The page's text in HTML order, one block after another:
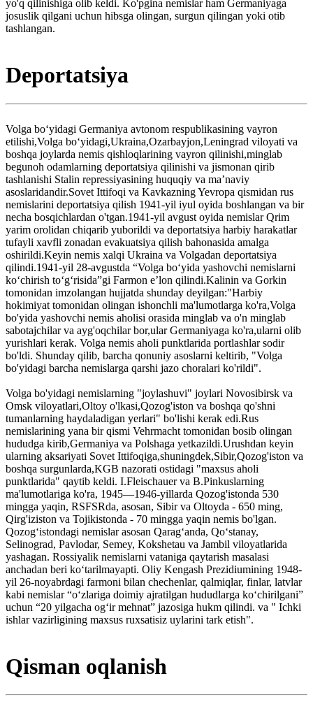
yo'q qilinishiga olib keldi. Ko'pgina nemislar ham Germaniyaga
josuslik qilgani uchun hibsga olingan, surgun qilingan yoki otib
tashlangan.
Deportatsiya
Volga boʻyidagi Germaniya avtonom respublikasining vayron
etilishi,Volga boʻyidagi,Ukraina,Ozarbayjon,Leningrad viloyati va
boshqa joylarda nemis qishloqlarining vayron qilinishi,minglab
begunoh odamlarning deportatsiya qilinishi va jismonan qirib
tashlanishi Stalin repressiyasining huquqiy va ma’naviy
asoslaridandir.Sovet Ittifoqi va Kavkazning Yevropa qismidan rus
nemislarini deportatsiya qilish 1941-yil iyul oyida boshlangan va bir
necha bosqichlardan o'tgan.1941-yil avgust oyida nemislar Qrim
yarim orolidan chiqarib yuborildi va deportatsiya harbiy harakatlar
tufayli xavfli zonadan evakuatsiya qilish bahonasida amalga
oshirildi.Keyin nemis xalqi Ukraina va Volgadan deportatsiya
qilindi.1941-yil 28-avgustda “Volga boʻyida yashovchi nemislarni
koʻchirish toʻgʻrisida”gi Farmon eʼlon qilindi.Kalinin va Gorkin
tomonidan imzolangan hujjatda shunday deyilgan:"Harbiy
hokimiyat tomonidan olingan ishonchli ma'lumotlarga ko'ra,Volga
bo'yida yashovchi nemis aholisi orasida minglab va o'n minglab
sabotajchilar va ayg'oqchilar bor,ular Germaniyaga ko'ra,ularni olib
yurishlari kerak. Volga nemis aholi punktlarida portlashlar sodir
bo'ldi. Shunday qilib, barcha qonuniy asoslarni keltirib, "Volga
bo'yidagi barcha nemislarga qarshi jazo choralari ko'rildi".
Volga bo'yidagi nemislarning "joylashuvi" joylari Novosibirsk va
Omsk viloyatlari,Oltoy o'lkasi,Qozog'iston va boshqa qo'shni
tumanlarning haydaladigan yerlari" bo'lishi kerak edi.Rus
nemislarining yana bir qismi Vehrmacht tomonidan bosib olingan
hududga kirib,Germaniya va Polshaga yetkazildi.Urushdan keyin
ularning aksariyati Sovet Ittifoqiga,shuningdek,Sibir,Qozog'iston va
boshqa surgunlarda,KGB nazorati ostidagi "maxsus aholi
punktlarida" qaytib keldi. I.Fleischauer va B.Pinkuslarning
ma'lumotlariga ko'ra, 1945—1946-yillarda Qozog'istonda 530
mingga yaqin, RSFSRda, asosan, Sibir va Oltoyda - 650 ming,
Qirg'iziston va Tojikistonda - 70 mingga yaqin nemis bo'lgan.
Qozogʻistondagi nemislar asosan Qaragʻanda, Qoʻstanay,
Selinograd, Pavlodar, Semey, Kokshetau va Jambil viloyatlarida
yashagan. Rossiyalik nemislarni vataniga qaytarish masalasi
anchadan beri koʻtarilmayapti. Oliy Kengash Prezidiumining 1948-
yil 26-noyabrdagi farmoni bilan chechenlar, qalmiqlar, finlar, latvlar
kabi nemislar “oʻzlariga doimiy ajratilgan hududlarga koʻchirilgani”
uchun “20 yilgacha ogʻir mehnat” jazosiga hukm qilindi. va " Ichki
ishlar vazirligining maxsus ruxsatisiz uylarini tark etish".
Qisman oqlanish